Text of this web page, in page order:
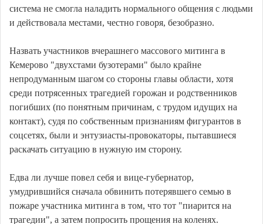
система не смогла наладить нормального общения с людьми
и действовала местами, честно говоря, безобразно.
Назвать участников вчерашнего массового митинга в
Кемерово "двухстами бузотерами" было крайне
непродуманным шагом со стороны главы области, хотя
среди потрясенных трагедией горожан и родственников
погибших (по понятным причинам, с трудом идущих на
контакт), судя по собственным признаниям фигурантов в
соцсетях, были и энтузиасты-провокаторы, пытавшиеся
раскачать ситуацию в нужную им сторону.
Едва ли лучше повел себя и вице-губернатор,
умудрившийся сначала обвинить потерявшего семью в
пожаре участника митинга в том, что тот "пиарится на
трагедии", а затем попросить прощения на коленях.